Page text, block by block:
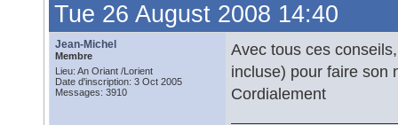
Tue 26 August 2008 14:40
Jean-Michel
Membre
Lieu: An Oriant /Lorient
Date d'inscription: 3 Oct 2005
Messages: 3910
Avec tous ces
incluse) pour faire son
Cordialement